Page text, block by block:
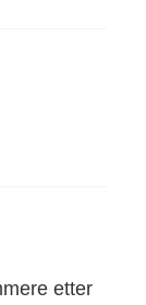
etter